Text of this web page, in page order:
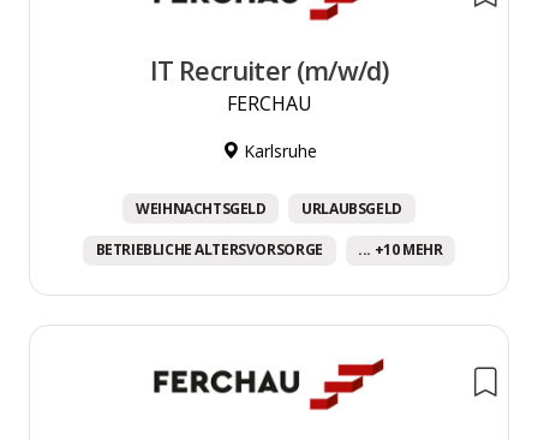
IT Recruiter (m/w/d)
FERCHAU
Karlsruhe
WEIHNACHTSGELD URLAUBSGELD
BETRIEBLICHE ALTERSVORSORGE ... +10 MEHR